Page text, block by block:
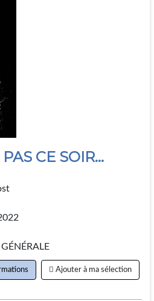
CE SOIR...
Ajouter à ma sélection